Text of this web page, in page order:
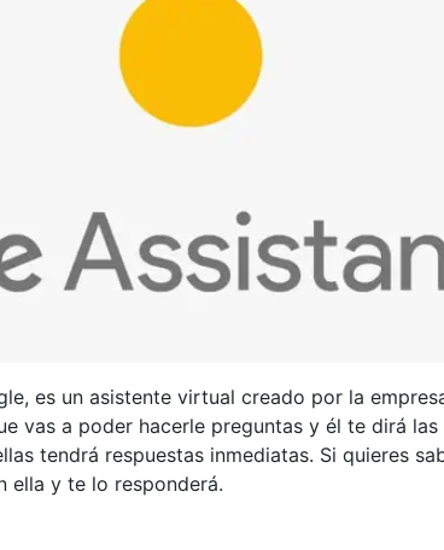
es un asistente virtual creado por la
vas a poder hacerle preguntas y él te dirá
tendrá respuestas inmediatas. Si quieres
ella y te lo responderá.